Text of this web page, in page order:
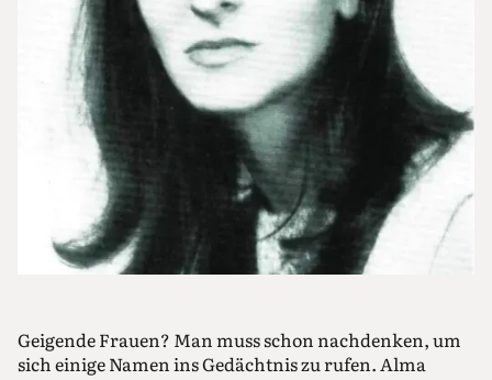
Geigende Frauen? Man muss schon nachdenken, um
sich einige Namen ins Gedächtnis zu rufen. Alma